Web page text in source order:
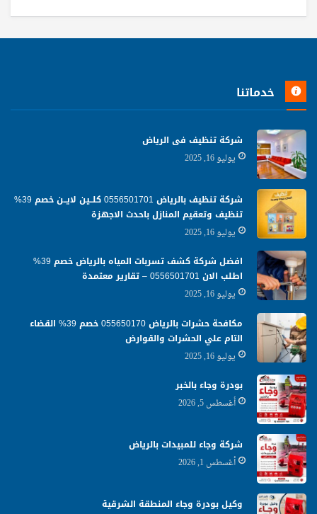
خدماتنا
شركة تنظيف فى الرياض
يوليو 16, 2025
شركة تنظيف بالرياض 0556501701 كلــين لايــن خصم 39%
تنظيف وتعقيم المنازل باحدث الاجهزة
يوليو 16, 2025
افضل شركة كشف تسربات المياه بالرياض خصم 39%
اطلب الان 0556501701‬‏ – تقارير معتمدة
يوليو 16, 2025
مكافحة حشرات بالرياض 055650170 خصم 39% القضاء
التام علي الحشرات والقوارض
يوليو 16, 2025
بودرة وجاء بالخبر
أغسطس 5, 2026
شركة وجاء للمبيدات بالرياض
أغسطس 1, 2026
وكيل بودرة وجاء المنطقة الشرقية